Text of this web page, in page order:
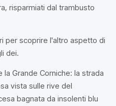
risparmiati dal trambusto
per scoprire l'altro aspetto di
dei.
Grande Corniche: la strada
vista sulle rive del
bagnata da insolenti blu